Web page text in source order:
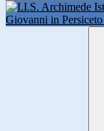
Giovanni in